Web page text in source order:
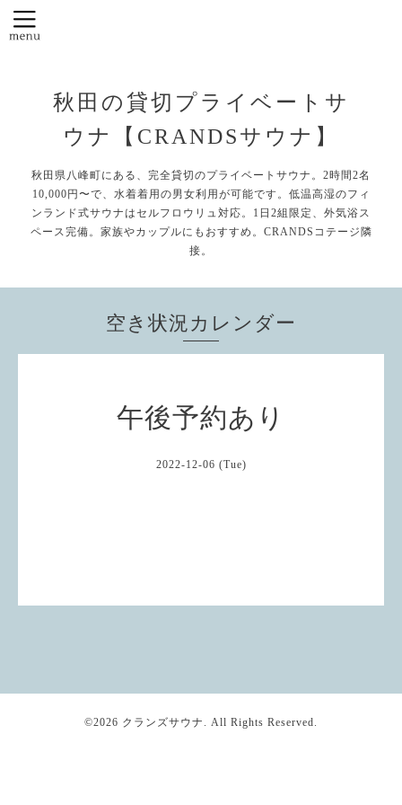
秋田の貸切プライベートサ
ウナ【CRANDSサウナ】
秋田県八峰町にある、完全貸切のプライベートサウナ。2時間2名
10,000円〜で、水着着用の男女利用が可能です。低温高湿のフィ
ンランド式サウナはセルフロウリュ対応。1日2組限定、外気浴ス
ペース完備。家族やカップルにもおすすめ。CRANDSコテージ隣
接。
空き状況カレンダー
午後予約あり
2022-12-06 (Tue)
©2026 クランズサウナ . All Rights Reserved.